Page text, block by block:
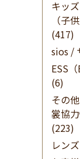
キッ
（子
(417)
sios /
ESS
(6)
その
裳協
(223)
レンズ